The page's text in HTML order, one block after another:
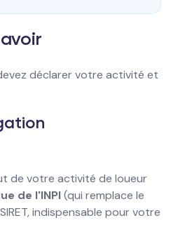
déclarer votre activité et
de votre activité de loueur
de l'INPI(qui remplace le
indispensable pour votre